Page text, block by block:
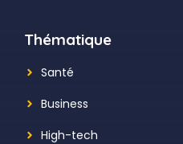
Thématique
Santé
Business
High-tech